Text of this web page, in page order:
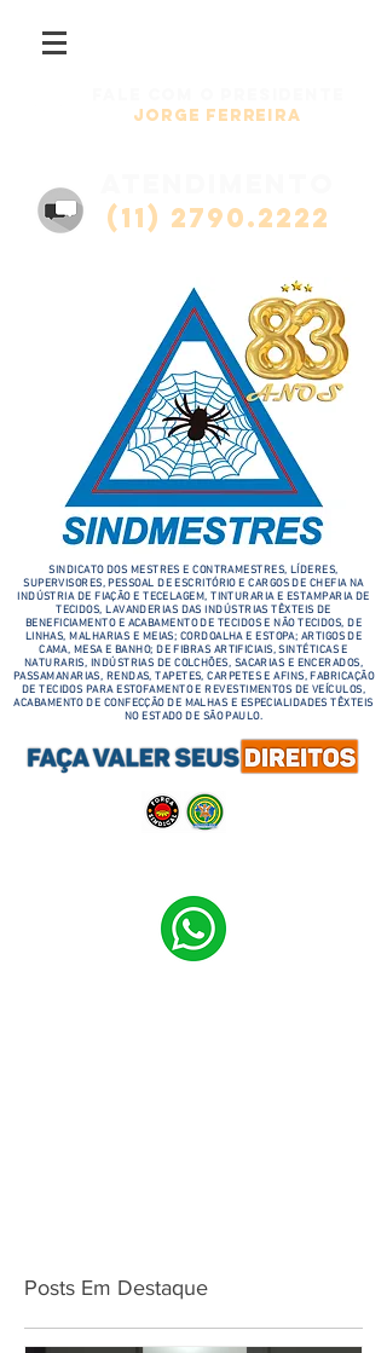
Jorge Ferreira
(11) 2790.2222
SINDICATO DOS MESTRES E CONTRAMESTRES, LÍDERES,
SUPERVISORES, PESSOAL DE ESCRITÓRIO E CARGOS DE CHEFIA NA
INDÚSTRIA DE FIAÇÃO E TECELAGEM, TINTURARIA E ESTAMPARIA DE
TECIDOS, LAVANDERIAS DAS INDÚSTRIAS TÊXTEIS DE
BENEFICIAMENTO E ACABAMENTO DE TECIDOS E NÃO TECIDOS, DE
LINHAS, MALHARIAS E MEIAS; CORDOALHA E ESTOPA; ARTIGOS DE
CAMA, MESA E BANHO; DE FIBRAS ARTIFICIAIS, SINTÉTICAS E
NATURARIS, INDÚSTRIAS DE COLCHÕES, SACARIAS E ENCERADOS,
PASSAMANARIAS, RENDAS, TAPETES, CARPETES E AFINS, FABRICAÇÃO
DE TECIDOS PARA ESTOFAMENTO E REVESTIMENTOS DE VEÍCULOS,
ACABAMENTO DE CONFECÇÃO DE MALHAS E ESPECIALIDADES TÊXTEIS
NO ESTADO DE SÃO PAULO.
Posts Em Destaque